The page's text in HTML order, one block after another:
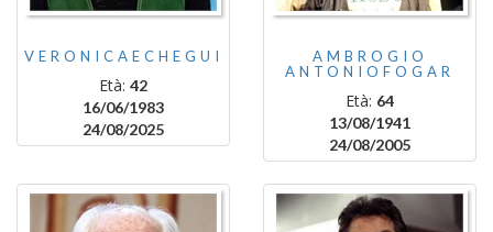
VERONICAECHEGUI
Età: 42
16/06/1983
24/08/2025
AMBROGIO
ANTONIOFOGAR
Età: 64
13/08/1941
24/08/2005